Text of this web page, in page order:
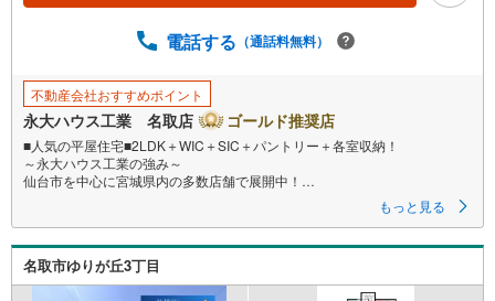
す
る
電話する （通話料無料）
不動産会社おすすめポイント
永大ハウス工業 名取店 ゴールド推奨店
■人気の平屋住宅■2LDK＋WIC＋SIC＋パントリー＋各室収納！
～永大ハウス工業の強み～
仙台市を中心に宮城県内の多数店舗で展開中！
1.
＜豊富な不動産知識＞
戸建・マンション・土地…と種別を問わず不動産を取り扱っております。
さらに教育施設や商業施設、子育て環境や行政などの地域情報を総合し、
もっと見る
名取市ゆりが丘3丁目